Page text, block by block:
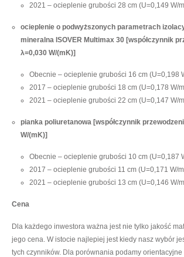
2021 – ocieplenie grubości 28 cm (U=0,149 W/m
ocieplenie o podwyższonych parametrach
mineralna ISOVER Multimax 30 [współczynnik
λ=0,030 W/(mK)]
Obecnie – ocieplenie grubości 16 cm (U=0,198
2017 – ocieplenie grubości 18 cm (U=0,178 W/m
2021 – ocieplenie grubości 22 cm (U=0,147 W/m
pianka poliuretanowa [współczynnik
W/(mK)]
Obecnie – ocieplenie grubości 10 cm (U=0,187
2017 – ocieplenie grubości 11 cm (U=0,171 W/m
2021 – ocieplenie grubości 13 cm (U=0,146 W/m
Cena
Dla każdego inwestora ważna jest nie tylko jakość
jego cena. W istocie najlepiej jest kiedy nasz wybór
tych czynników. Dla porównania podamy orientacyjne